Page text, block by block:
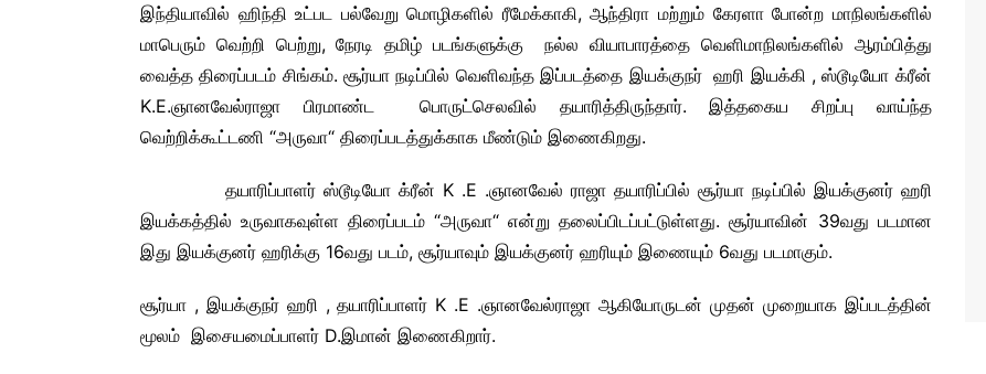
CHINNA THIRAI NEWS
SPORTS NEWS
ஆன்மீகம் & ராசிபலன்
இந்தியாவில் ஹிந்தி உட்பட பல்வேறு மொழிகளில் ரீமேக்காகி, ஆந்திரா மற்றும் கேரளா போன்ற மாநிலங்களில்
மாபெரும் வெற்றி பெற்று, நேரடி தமிழ் படங்களுக்கு நல்ல வியாபாரத்தை வெளிமாநிலங்களில் ஆரம்பித்து
வைத்த திரைப்படம் சிங்கம். சூர்யா நடிப்பில் வெளிவந்த இப்படத்தை இயக்குநர் ஹரி இயக்கி , ஸ்டூடியோ க்ரீன்
K.E.ஞானவேல்ராஜா பிரமாண்ட பொருட்செலவில் தயாரித்திருந்தார். இத்தகைய சிறப்பு வாய்ந்த
வெற்றிக்கூட்டணி “அருவா“ திரைப்படத்துக்காக மீண்டும் இணைகிறது.
தயாரிப்பாளர் ஸ்டூடியோ க்ரீன் K .E .ஞானவேல் ராஜா தயாரிப்பில் சூர்யா நடிப்பில் இயக்குனர் ஹரி
இயக்கத்தில் உருவாகவுள்ள திரைப்படம் “அருவா“ என்று தலைப்பிடப்பட்டுள்ளது. சூர்யாவின் 39வது படமான
இது இயக்குனர் ஹரிக்கு 16வது படம், சூர்யாவும் இயக்குனர் ஹரியும் இணையும் 6வது படமாகும்.
சூர்யா , இயக்குநர் ஹரி , தயாரிப்பாளர் K .E .ஞானவேல்ராஜா ஆகியோருடன் முதன் முறையாக இப்படத்தின்
மூலம் இசையமைப்பாளர் D.இமான் இணைகிறார்.